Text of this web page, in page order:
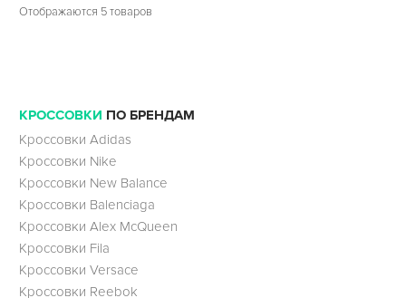
Отображаются 5 товаров
КРОССОВКИ ПО БРЕНДАМ
Кроссовки Adidas
Кроссовки Nike
Кроссовки New Balance
Кроссовки Balenciaga
Кроссовки Alex McQueen
Кроссовки Fila
Кроссовки Versace
Кроссовки Reebok